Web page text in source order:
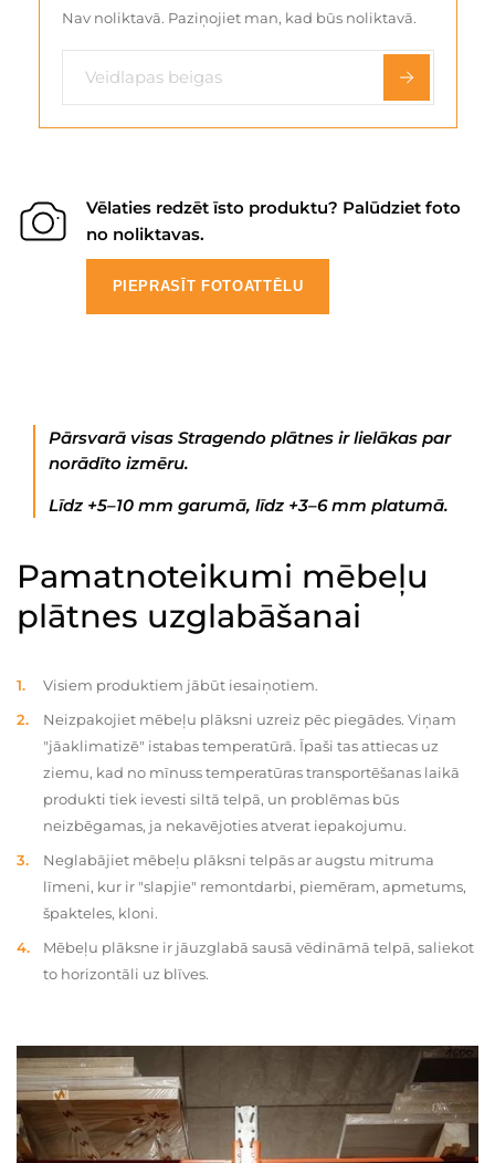
Nav noliktavā. Paziņojiet man, kad būs noliktavā.
Vēlaties redzēt īsto produktu? Palūdziet foto
no noliktavas.
PIEPRASĪT FOTOATTĒLU
Pārsvarā visas Stragendo plātnes ir lielākas par
norādīto izmēru.
Līdz +5–10 mm garumā, līdz +3–6 mm platumā.
Pamatnoteikumi mēbeļu
plātnes uzglabāšanai
Visiem produktiem jābūt iesaiņotiem.
Neizpakojiet mēbeļu plāksni uzreiz pēc piegādes. Viņam
"jāaklimatizē" istabas temperatūrā. Īpaši tas attiecas uz
ziemu, kad no mīnuss temperatūras transportēšanas laikā
produkti tiek ievesti siltā telpā, un problēmas būs
neizbēgamas, ja nekavējoties atverat iepakojumu.
Neglabājiet mēbeļu plāksni telpās ar augstu mitruma
līmeni, kur ir "slapjie" remontdarbi, piemēram, apmetums,
špakteles, kloni.
Mēbeļu plāksne ir jāuzglabā sausā vēdināmā telpā, saliekot
to horizontāli uz blīves.